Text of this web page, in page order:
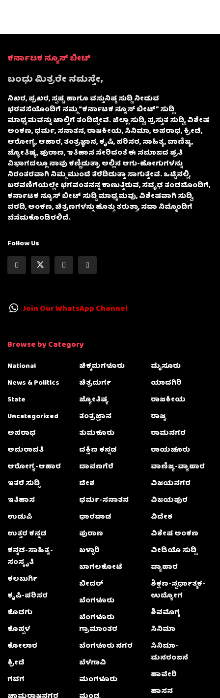
ಕರ್ನಾಟಕ ನ್ಯೂಸ್ ಬೀಟ್
ಬಂಧು ಮಿತ್ರರೇ ನಮಸ್ತೇ,
ನಿಖರ, ಪ್ರಖರ, ಸ್ಪಷ್ಟ ಹಾಗೂ ವಸ್ತುನಿಷ್ಠ ಸುದ್ದಿ ನೀಡುವ
ಭರವಸೆಯೊಂದಿಗೆ ನಮ್ಮ “ಕರ್ನಾಟಕ ನ್ಯೂಸ್ ಬೀಟ್” ಸುದ್ದಿ
ಮಾಧ್ಯಮವನ್ನು ಚಾಲ್ತಿಗೆ ತಂದಿದ್ದೇವೆ. ಜಿಲ್ಲಾ ಸುದ್ದಿ, ಪ್ರಸ್ತುತ ಸುದ್ದಿ, ವಿಶೇಷ
ಅಂಕಣ, ಧರ್ಮ, ಸನಾತನ, ರಾಜಕೀಯ, ಸಿನಿಮಾ, ಅಪರಾಧ, ಕ್ರೀಡೆ,
ಆರೋಗ್ಯ, ಆಹಾರ, ತಂತ್ರಜ್ಞಾನ, ಕೃಷಿ, ಪರಿಸರ, ಸಾಹಿತ್ಯ, ವಾಣಿಜ್ಯ,
ಜ್ಯೋತಿಷ್ಯ, ಪುರಾಣ, ಇತಿಹಾಸ ಸೇರಿದಂತೆ ಈ ಸಮಾಜದ ಪ್ರತಿ
ವಿಭಾಗದಲ್ಲೂ ನಾವು ಕಣ್ಣಿಡುತ್ತಾ, ಅಲ್ಲಿನ ಆಗು-ಹೋಗುಗಳನ್ನು
ನಿರಂತರವಾಗಿ ನಿಮ್ಮ ಮುಂದೆ ತೆರೆದಿಡುತ್ತಾ ಸಾಗುತ್ತೇವೆ. ಒಟ್ಟಿನಲ್ಲಿ,
ಬರವಣಿಗೆಯಲ್ಲೇ ಭಗವಂತನನ್ನ ಕಾಣುತ್ತಿರುವ, ಸದೃಢ ತಂಡದೊಂದಿಗೆ,
ಕರ್ನಾಟಕ ನ್ಯೂಸ್ ಬೀಟ್ ಸುದ್ದಿ ಮಾಧ್ಯಮವು, ವಿಶೇಷವಾಗಿ ಸುದ್ದಿ,
ವರದಿ, ಅಂಕಣ, ಚಿತ್ರಣಗಳನ್ನು ಹೊತ್ತು ತರುತ್ತಾ, ಸದಾ ನಿಮ್ಮೊಂದಿಗೆ
ಬೆಸೆದುಕೊಂಡಿರಲಿದೆ.
Follow Us
Join Our WhatsApp Channel
Browse by Category
National
News & Politics
State
Uncategorized
ಅಪರಾಧ
ಅಮರಾವತಿ
ಆರೋಗ್ಯ-ಆಹಾರ
ಇತರೆ ಸುದ್ದಿ
ಇತಿಹಾಸ
ಉಡುಪಿ
ಉತ್ತರ ಕನ್ನಡ
ಕನ್ನಡ-ಸಾಹಿತ್ಯ-
ಸಂಸ್ಕೃತಿ
ಕಲಬುರ್ಗಿ
ಕೃಷಿ-ಪರಿಸರ
ಕೊಡಗು
ಕೊಪ್ಪಳ
ಕೋಲಾರ
ಕ್ರೀಡೆ
ಗದಗ
ಚಿಕ್ಕಮಗಳೂರು
ಚಿತ್ರದುರ್ಗ
ಜ್ಯೋತಿಷ್ಯ
ತಂತ್ರಜ್ಞಾನ
ತುಮಕೂರು
ದಕ್ಷಿಣ ಕನ್ನಡ
ದಾವಣಗೆರೆ
ದೇಶ
ಧರ್ಮ-ಸನಾತನ
ಧಾರವಾಡ
ಪುರಾಣ
ಬಳ್ಳಾರಿ
ಬಾಗಲಕೋಟೆ
ಬೀದರ್
ಬೆಂಗಳೂರು
ಬೆಂಗಳೂರು
ಗ್ರಾಮಾಂತರ
ಬೆಂಗಳೂರು ನಗರ
ಬೆಳಗಾವಿ
ಮಂಗಳೂರು
ಮೈಸೂರು
ಯಾದಗಿರಿ
ರಾಜಕೀಯ
ರಾಜ್ಯ
ರಾಮನಗರ
ರಾಯಚೂರು
ವಾಣಿಜ್ಯ-ವ್ಯಾಪಾರ
ವಿಜಯನಗರ
ವಿಜಯಪುರ
ವಿದೇಶ
ವಿಶೇಷ ಅಂಕಣ
ವೀಡಿಯೊ ಸುದ್ದಿ
ವ್ಯಾಪಾರ
ಶಿಕ್ಷಣ-ಸ್ಪರ್ಧಾತ್ಮಕ-
ಉದ್ಯೋಗ
ಶಿವಮೊಗ್ಗ
ಸಿನಿಮಾ
ಸಿನಿಮಾ-
ಮನರಂಜನೆ
ಹಾವೇರಿ
ಹಾಸನ